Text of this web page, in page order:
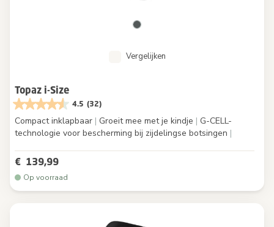
Vergelijken
Topaz i-Size
4.5 (32)
Compact inklapbaar | Groeit mee met je kindje | G-CELL-
technologie voor bescherming bij zijdelingse botsingen |
€ 139,99
Op voorraad